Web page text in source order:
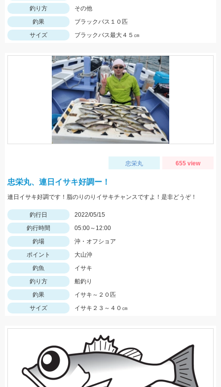
釣り方
その他
釣果
ブラックバス１０匹
サイズ
ブラックバス最大４５㎝
忠栄丸 655 view
忠栄丸、連日イサキ好調ー！
連日イサキ好調です！脂のりのりイサキチャンスですよ！是非どうぞ！
釣行日
2022/05/15
釣行時間
05:00～12:00
釣場
沖・オフショア
ポイント
大山沖
釣魚
イサキ
釣り方
船釣り
釣果
イサキ～２０匹
サイズ
イサキ２３～４０㎝